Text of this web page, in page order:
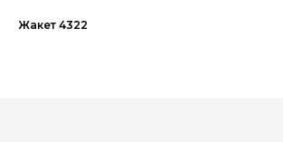
Жакет 4322